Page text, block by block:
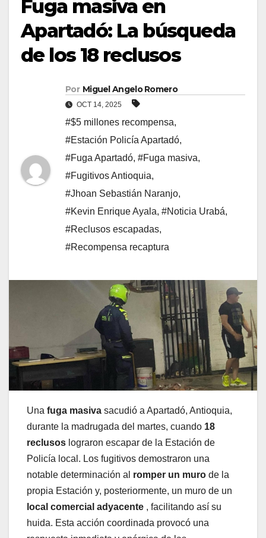
Fuga masiva en
Apartadó: La búsqueda
de los 18 reclusos
Por Miguel Angelo Romero
OCT 14, 2025
#$5 millones recompensa,
#Estación Policía Apartadó,
#Fuga Apartadó, #Fuga masiva,
#Fugitivos Antioquia,
#Jhoan Sebastián Naranjo,
#Kevin Enrique Ayala, #Noticia Urabá,
#Reclusos escapadas,
#Recompensa recaptura
Una fuga masiva sacudió a Apartadó, Antioquia,
durante la madrugada del martes, cuando 18
reclusos lograron escapar de la Estación de
Policía local. Los fugitivos demostraron una
notable determinación al romper un muro de la
propia Estación y, posteriormente, un muro de un
local comercial adyacente , facilitando así su
huida. Esta acción coordinada provocó una